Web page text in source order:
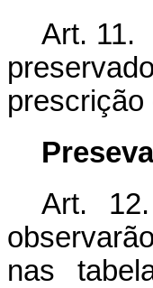
Art. 11.
Art.
nas